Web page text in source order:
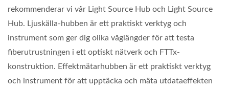
rekommenderar vi vår Light Source Hub och Light Source
Hub. Ljuskälla-hubben är ett praktiskt verktyg och
instrument som ger dig olika våglängder för att testa
fiberutrustningen i ett optiskt nätverk och FTTx-
konstruktion. Effektmätarhubben är ett praktiskt verktyg
och instrument för att upptäcka och mäta utdataeffekten